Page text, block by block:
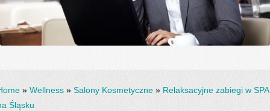
» Wellness » Salony Kosmetyczne » Relaksacyjne zabiegi w SPA
Śląsku